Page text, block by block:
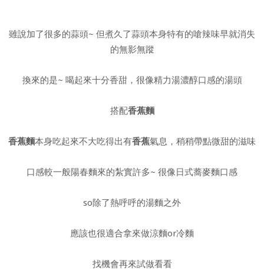
雖說加了很多的蒜頭~ 但煮久了蒜頭本身特有的嗆辣味早就消失
的無影無蹤
換來的是~ 喝起來十分香甜，很像精力湯濃醇口感的湯頭
搭配香蕉麵
香蕉麵本身吃起來不大吃得出有香蕉氣息，稍稍帶點微甜的滋味
口感較一般陽春麵來的紮實許多~ 很像日式蕎麥麵口感
so除了熱呼呼的湯麵之外
應該也很適合拿來做涼麵or冷麵
找機會再來試做看看